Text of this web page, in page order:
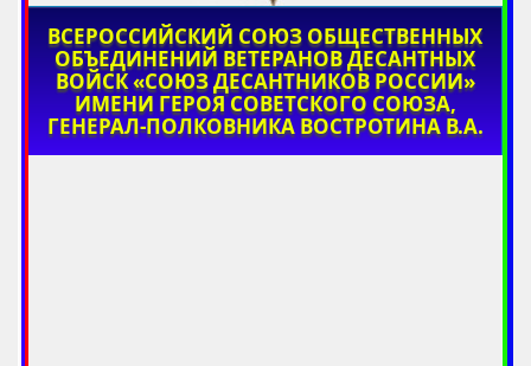
ВСЕРОССИЙСКИЙ СОЮЗ ОБЩЕСТВЕННЫХ
ОБЪЕДИНЕНИЙ ВЕТЕРАНОВ ДЕСАНТНЫХ
ВОЙСК «СОЮЗ ДЕСАНТНИКОВ РОССИИ»
ИМЕНИ ГЕРОЯ СОВЕТСКОГО СОЮЗА,
ГЕНЕРАЛ-ПОЛКОВНИКА ВОСТРОТИНА В.А.